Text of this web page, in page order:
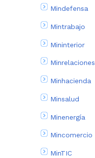
Mindefensa
Mintrabajo
Mininterior
Minrelaciones
Minhacienda
Minsalud
Minenergía
Mincomercio
MinTIC